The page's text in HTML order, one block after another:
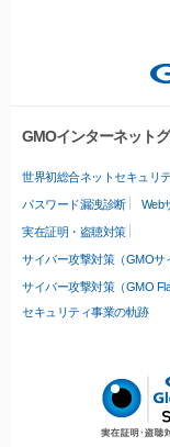
GMOインターネット
世界初総合ネットセキュリ
パスワード漏洩診断 Web
実在証明・盗聴対策
サイバー攻撃対策（GMOサ
サイバー攻撃対策（GMO
セキュリティ事業の軌跡